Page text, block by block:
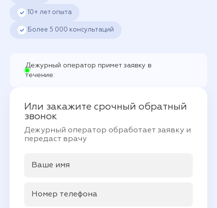
10+ лет опыта
Более 5 000 консультаций
Дежурный оператор примет заявку в
течение:
Или закажите срочный обратный
звонок
Дежурный оператор обработает заявку и
передаст врачу